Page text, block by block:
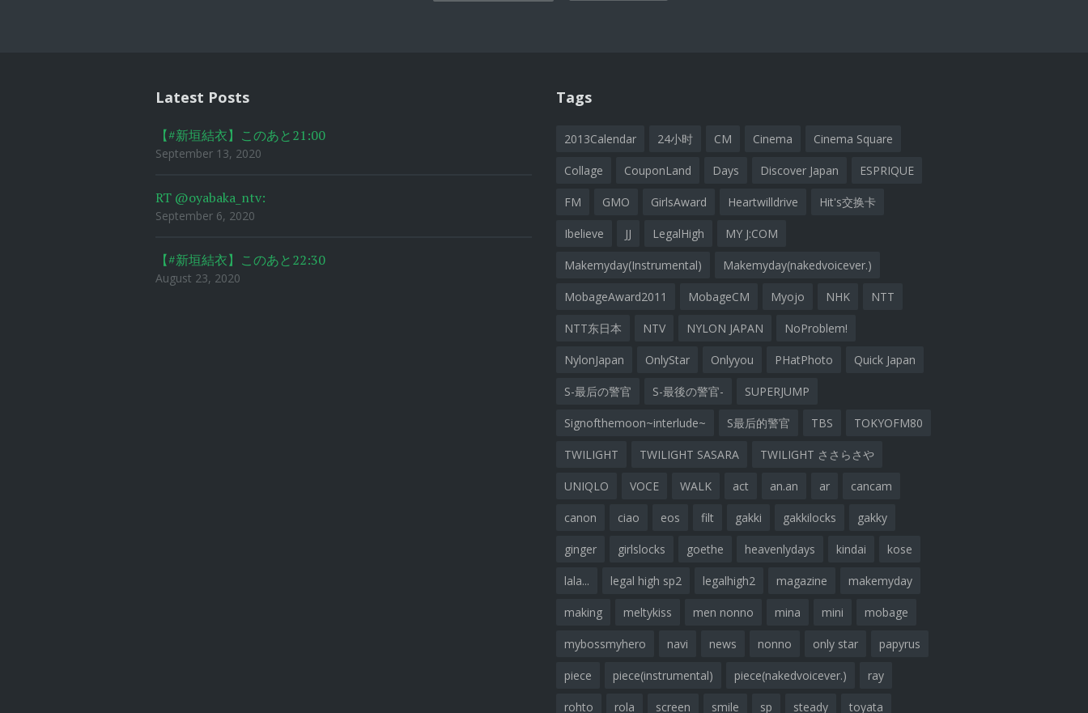
Latest Posts
【#新垣結衣】このあと21:00
September 13, 2020
RT @oyabaka_ntv:
September 6, 2020
【#新垣結衣】このあと22:30
August 23, 2020
Tags
2013Calendar 24小时 CM Cinema Cinema Square
Collage CouponLand Days Discover Japan ESPRIQUE
FM GMO GirlsAward Heartwilldrive Hit's交换卡
Ibelieve JJ LegalHigh MY J:COM
Makemyday(Instrumental) Makemyday(nakedvoicever.)
MobageAward2011 MobageCM Myojo NHK NTT
NTT东日本 NTV NYLON JAPAN NoProblem!
NylonJapan OnlyStar Onlyyou PHatPhoto Quick Japan
S-最后の警官 S-最後の警官- SUPERJUMP
Signofthemoon~interlude~ S最后的警官 TBS TOKYOFM80
TWILIGHT TWILIGHT SASARA TWILIGHT ささらさや
UNIQLO VOCE WALK act an.an ar cancam
canon ciao eos filt gakki gakkilocks gakky
ginger girlslocks goethe heavenlydays kindai kose
lala... legal high sp2 legalhigh2 magazine makemyday
making meltykiss men nonno mina mini mobage
mybossmyhero navi news nonno only star papyrus
piece piece(instrumental) piece(nakedvoicever.) ray
rohto rola screen smile sp steady toyata